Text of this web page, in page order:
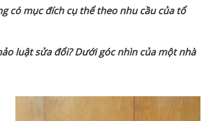
có mục đích cụ thể theo nhu cầu của tổ
luật sửa đổi? Dưới góc nhìn của một nhà